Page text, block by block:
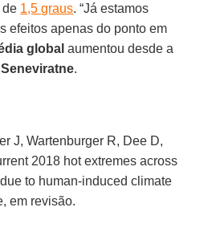
de 1,5 graus. “Já estamos
efeitos apenas do ponto em
global aumentou desde a
Seneviratne.
J, Wartenburger R, Dee D,
2018 hot extremes across
to human-induced climate
em revisão.